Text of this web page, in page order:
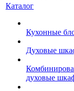
Каталог
Кухонные
Духовые
духовые